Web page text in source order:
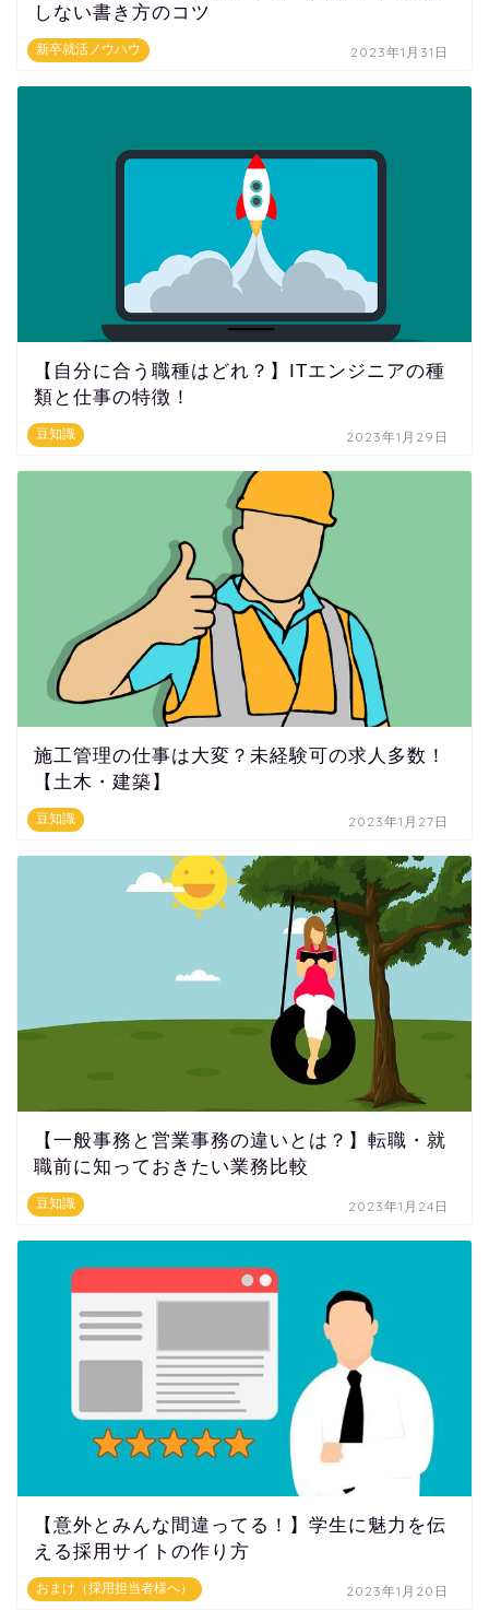
新卒就活ノウハウ
しない書き方のコツ
2023年1月31日
豆知識
【自分に合う職種はどれ？】ITエンジニアの種
類と仕事の特徴！
2023年1月29日
豆知識
施工管理の仕事は大変？未経験可の求人多数！
【土木・建築】
2023年1月27日
豆知識
【一般事務と営業事務の違いとは？】転職・就
職前に知っておきたい業務比較
2023年1月24日
おまけ（採用担当者様へ）
【意外とみんな間違ってる！】学生に魅力を伝
える採用サイトの作り方
2023年1月20日